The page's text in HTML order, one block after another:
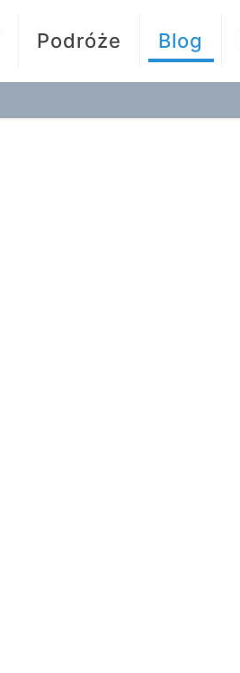
Podróże Blog